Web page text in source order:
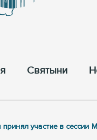
Cвятыни
участие в сессии